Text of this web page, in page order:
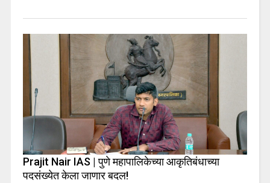
Prajit Nair IAS | पुणे महापालिकेच्या आकृतिबंधाच्या
पदसंख्येत केला जाणार बदल!